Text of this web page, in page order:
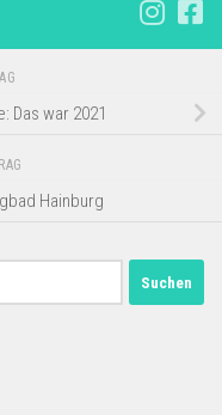
Das war 2021
Hainburg